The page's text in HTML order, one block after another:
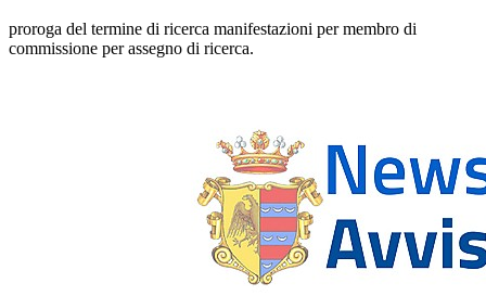
proroga del termine di ricerca manifestazioni per membro di
commissione per assegno di ricerca.